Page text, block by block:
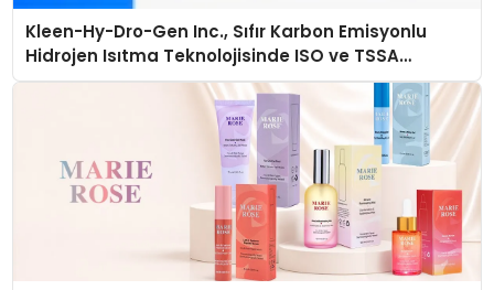
Kleen-Hy-Dro-Gen Inc., Sıfır Karbon Emisyonlu
Hidrojen Isıtma Teknolojisinde ISO ve TSSA
Düzenleyici Onaylarını Aldı